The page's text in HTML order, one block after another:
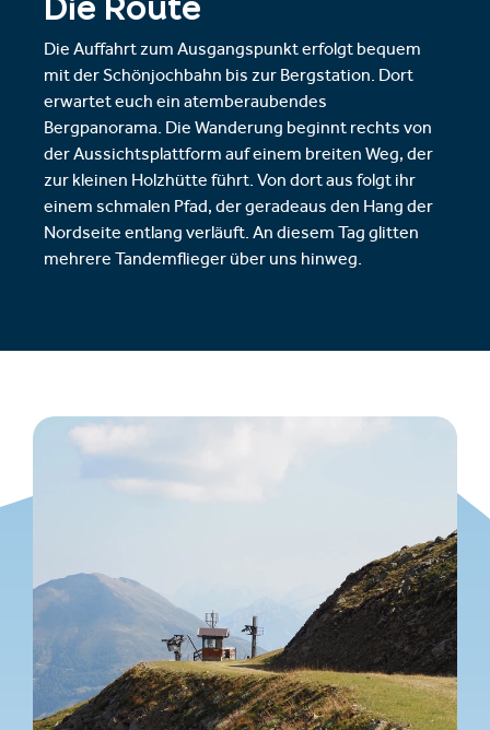
Die Route
Die Auffahrt zum Ausgangspunkt erfolgt bequem
mit der Schönjochbahn bis zur Bergstation. Dort
erwartet euch ein atemberaubendes
Bergpanorama. Die Wanderung beginnt rechts von
der Aussichtsplattform auf einem breiten Weg, der
zur kleinen Holzhütte führt. Von dort aus folgt ihr
einem schmalen Pfad, der geradeaus den Hang der
Nordseite entlang verläuft. An diesem Tag glitten
mehrere Tandemflieger über uns hinweg.